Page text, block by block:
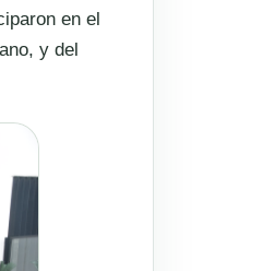
en el
y del